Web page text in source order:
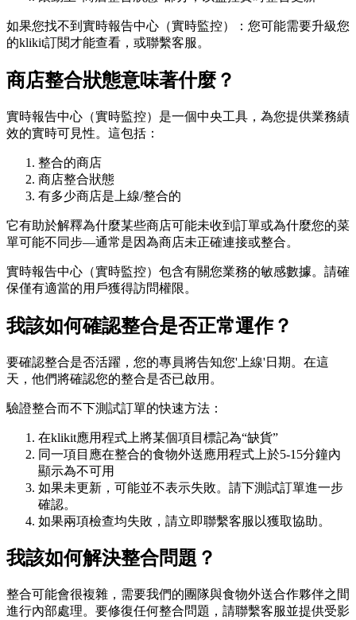
如果您找不到實時報告中心（實時監控）：您可能需要升級您
的klikit訂閱才能查看，或聯繫客服。
商店整合狀態意味著什麼？
實時報告中心（實時監控）是一個中央工具，為您提供業務績
效的實時可見性。這包括：
整合的商店
商店整合狀態
有多少商店是上線/整合的
它有助於解釋為什麼某些商店可能未收到訂單或為什麼您的菜
單可能不同步—通常是因為商店未正確連接或整合。
實時報告中心（實時監控）包含有關您業務的敏感數據。請確
保僅有適當的用戶獲得訪問權限。
我該如何確認整合是否正常運作？
要確認整合是否活躍，您的專員將告知您'上線'日期。在這
天，他們將確認您的整合是否已啟用。
驗證整合而不下測試訂單的快速方法：
在klikit應用程式上將某個項目標記為“缺貨”
同一項目應在整合的食物外送應用程式上於5-15分鐘內
顯示為不可用
如果未更新，可能並不表示失敗。請下測試訂單進一步
確認。
如果兩項檢查均失敗，請立即聯繫客服以獲取協助。​​​​​
我該如何解決整合問題？
整合可能會很複雜，需要我們的團隊與食物外送合作夥伴之間
進行內部處理。要修復任何整合問題，請聯繫客服並提供受影